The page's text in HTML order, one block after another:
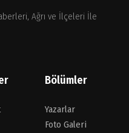
Ağrı ve İlçeleri İle
Bölümler
Yazarlar
Foto Galeri